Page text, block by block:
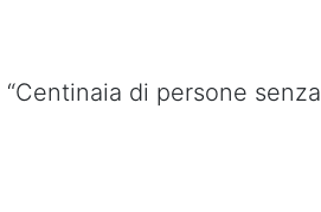
di persone senza